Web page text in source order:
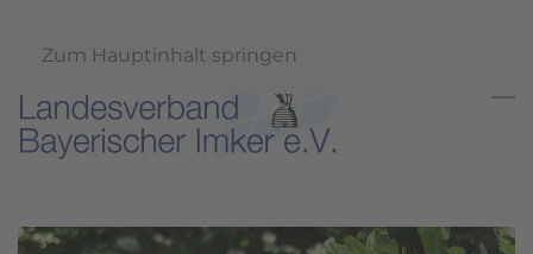
Zum Hauptinhalt springen